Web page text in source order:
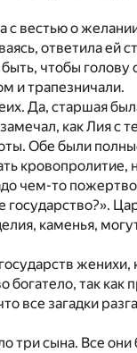
с вестью о
ответила ей
чтобы
и трапезничали.
Да, старшая
как Лия с
Обе были
чем-то
каменья,
женихи,
так как
все загадки
три сына. Все